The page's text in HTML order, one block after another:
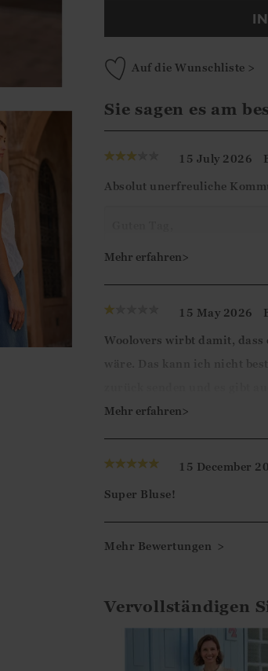
Auf die Wunschliste >
Sie sagen es am
15 July 2026
Absolut unerfreuliche
Mit freundlichen Grüßen
Ismini
Mehr erfahren>
15 May 2026
Woolovers wirbt damit,
nicht informiert, dass und
Vielen Dank für Ihr
genommen haben, Ihre
Mehr erfahren>
15 December
Super Bluse!
Mehr Bewertungen >
Vervollständigen